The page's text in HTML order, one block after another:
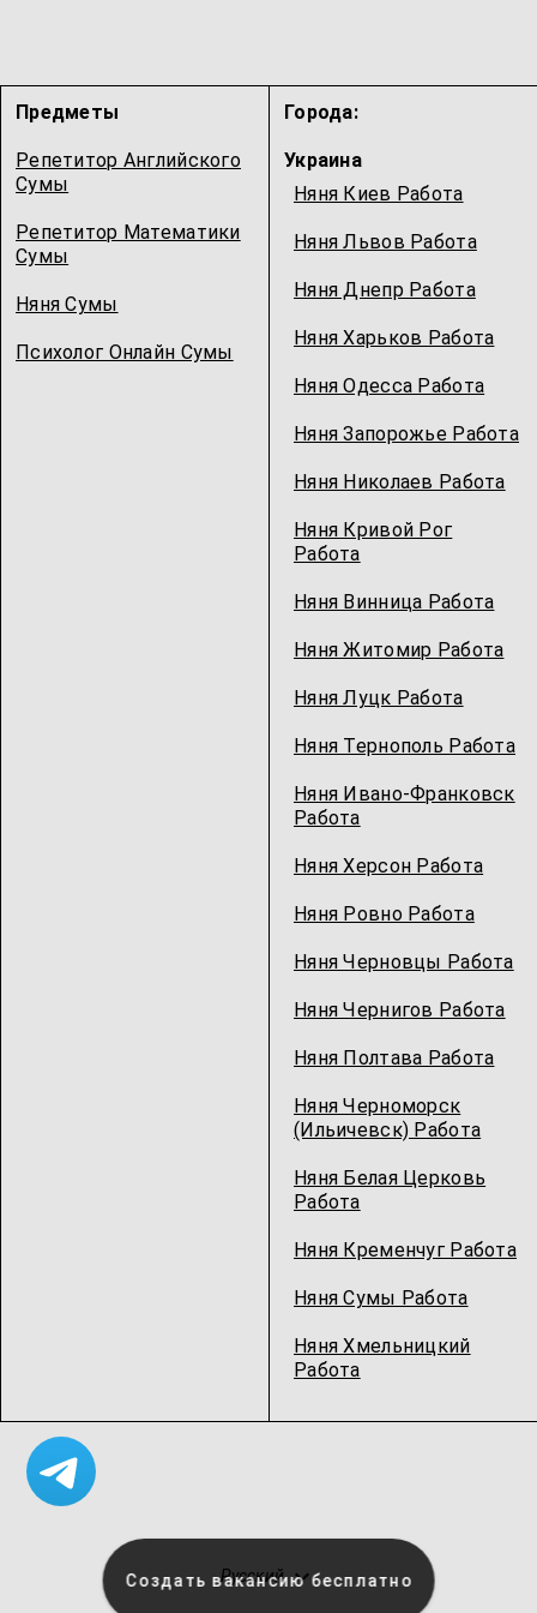
Предметы
Репетитор Английского
Сумы
Репетитор Математики
Сумы
Няня Сумы
Психолог Онлайн Сумы
Города:
Украина
Няня Киев Работа
Няня Львов Работа
Няня Днепр Работа
Няня Харьков Работа
Няня Одесcа Работа
Няня Запорожье Работа
Няня Николаев Работа
Няня Кривой Рог
Работа
Няня Винница Работа
Няня Житомир Работа
Няня Луцк Работа
Няня Тернополь Работа
Няня Ивано-Франковск
Работа
Няня Херсон Работа
Няня Ровно Работа
Няня Черновцы Работа
Няня Чернигов Работа
Няня Полтава Работа
Няня Черноморск
(Ильичевск) Работа
Няня Белая Церковь
Работа
Няня Кременчуг Работа
Няня Сумы Работа
Няня Хмельницкий
Работа
Русский
Создать вакансию бесплатно